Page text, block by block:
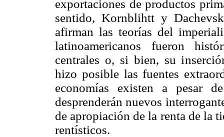
exportaciones de productos
sentido, Kornblihtt y
afirman las teorías del
latinoamericanos fueron
centrales o, si bien, su
hizo posible las fuentes
economías existen a pesar
desprenderán nuevos
de apropiación de la renta de la
rentísticos.